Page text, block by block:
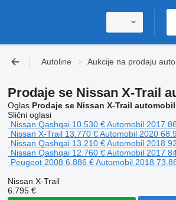
Autoline Aukcije na prodaju
Prodaje se Nissan X-Trail
Oglas Prodaje se Nissan X-Trail
Slični oglasi
Nissan Qashqai 10.530 € Automobil 2017
Nissan X-Trail 13.770 € Automobil 2020
Nissan Qashqai 13.210 € Automobil 2018
Nissan Qashqai 12.760 € Automobil 2017
Peugeot 2008 6.886 € Automobil 2018
Nissan X-Trail
6.795 €